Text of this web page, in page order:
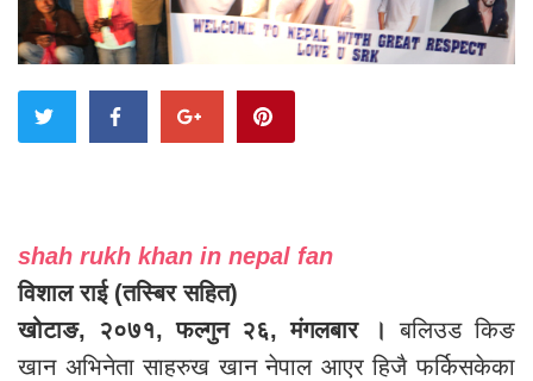
shah rukh khan in nepal fan
विशाल राई (तस्बिर सहित)
खोटाङ, २०७१, फल्गुन २६, मंगलबार । बलिउड किङ
खान अभिनेता साहरुख खान नेपाल आएर हिजै फर्किसकेका